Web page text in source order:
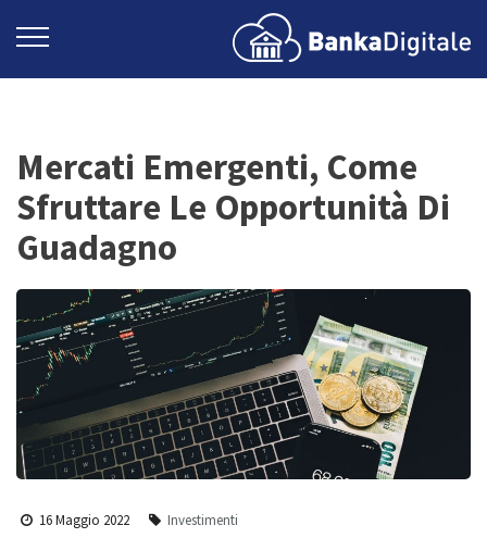
Mercati Emergenti, Come
Sfruttare Le Opportunità Di
Guadagno
16 Maggio 2022 Investimenti